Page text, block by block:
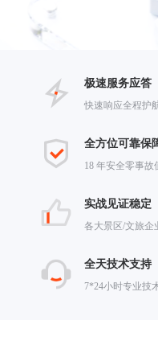
极速服务应答
快速响应全程护
全方位可靠保
18 年安全零事故
实战见证稳定
各大景区/文旅企
全天技术支持
7*24小时专业技